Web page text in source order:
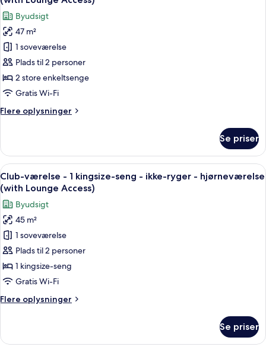
-
ikke-
ryger
(Lounge
access,
Free
billeder
af
Club-
værelse
med
2
enkeltsenge
ikke-
balkon
(with
Lounge
Access)
Byudsigt
47 m²
1 soveværelse
Plads til 2 personer
2 store enkeltsenge
Gratis Wi-Fi
Flere oplysninger
Flere
værelse
med
2
enkeltsenge
-
ikke-
ryger
balkon
(with
Access)
Se priser
Indlæs
alle
billeder
af
Club-
værelse
-
1
kingsize-
-
Et hotelværelse med en stor seng,
13
Club-værelse - 1 kingsize-seng - ikke-ryger - hjørneværelse
(with Lounge Access)
Byudsigt
45 m²
1 soveværelse
Plads til 2 personer
1 kingsize-seng
Gratis Wi-Fi
Flere oplysninger
Flere
værelse
Se priser